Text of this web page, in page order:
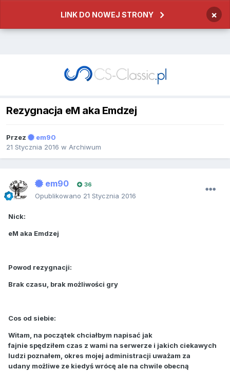
LINK DO NOWEJ STRONY ×
Rezygnacja eM aka Emdzej
Przez
em90
21 Stycznia 2016 w Archiwum
em90 36
Opublikowano 21 Stycznia 2016
Nick:
eM aka Emdzej
Powod rezygnacji:
Brak czasu, brak możliwości gry
Cos od siebie:
Witam, na początek chciałbym napisać jak
fajnie spędziłem czas z wami na serwerze i jakich ciekawych
ludzi poznałem, okres mojej administracji uważam za
udany możliwe ze kiedyś wrócę ale na chwile obecną